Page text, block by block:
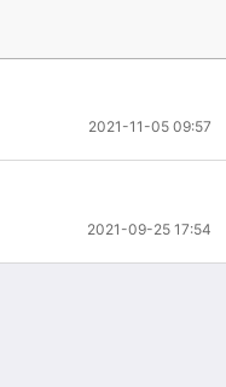
2021-11-05 09:57
2021-09-25 17:54